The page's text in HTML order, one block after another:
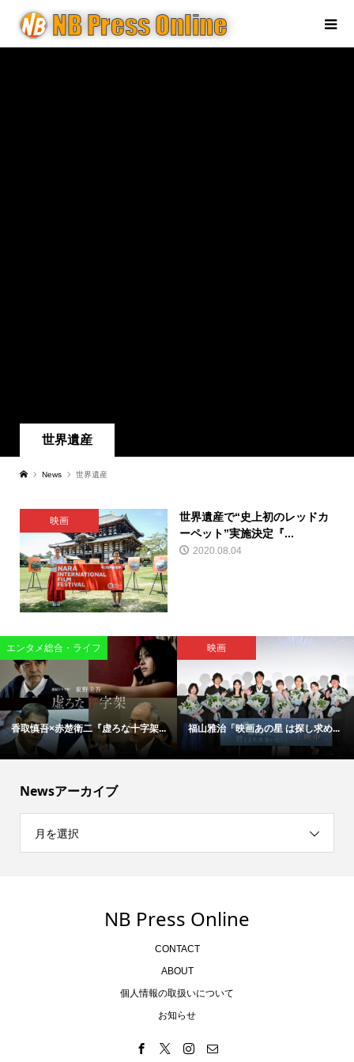
世界遺産
News 世界遺産
映画
世界遺産で“史上初のレッドカ
ーペット”実施決定『...
2020.08.04
エンタメ総合・ライフ
香取慎吾×赤楚衛二『虚ろな十字架...
映画
福山雅治「映画あの星 は探し求め...
Newsアーカイブ
月を選択
NB Press Online
CONTACT
ABOUT
個人情報の取扱いについて
お知らせ